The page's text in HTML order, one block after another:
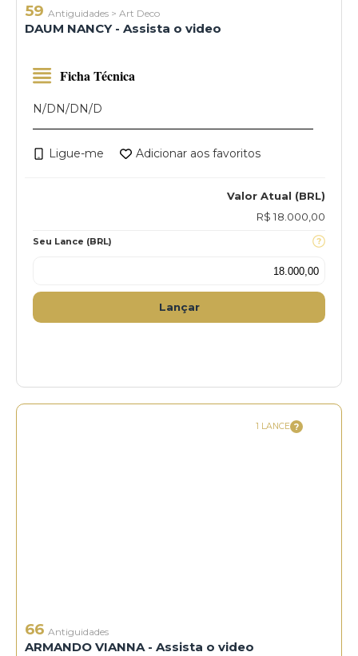
59 Antiguidades > Art Deco
DAUM NANCY - Assista o video
Valor Atual (BRL)
R$ 18.000,00
Seu Lance (BRL)
Lançar
Ficha Técnica
N/D N/D N/D
Ligue-me Adicionar aos favoritos
66 Antiguidades
ARMANDO VIANNA - Assista o video
1 LANCE